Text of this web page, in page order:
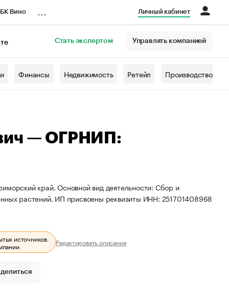
Вино Личный кабинет
Стать экспертом Управлять компанией
Финансы Недвижимость Ретейл Производство
— ОГРНИП:
край. Основной вид деятельности: Сбор и
растений. ИП присвоены реквизиты ИНН: 251701408968
источников.
Редактировать описание